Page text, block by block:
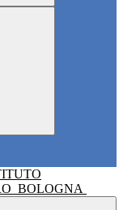
BOLOGNA